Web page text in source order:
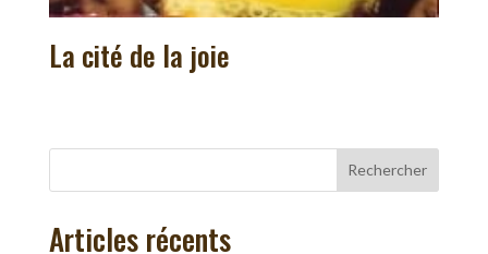
La cité de la joie
Rechercher
Articles récents